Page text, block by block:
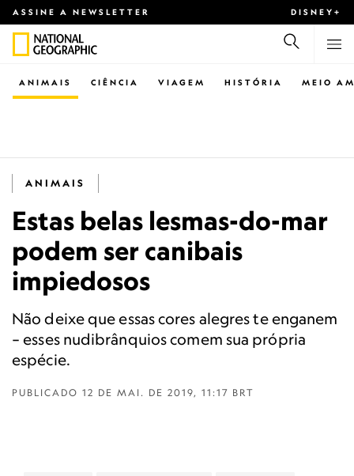
ASSINE A NEWSLETTER DISNEY+
CIÊNCIA VIAGEM
ANIMAIS HISTÓRIA MEIO
ANIMAIS
Estas belas lesmas-do-mar
podem ser canibais
impiedosos
Não deixe que essas cores alegres te enganem
– esses nudibrânquios comem sua própria
espécie.
PUBLICADO 12 DE MAI. DE 2019, 11:17 BRT